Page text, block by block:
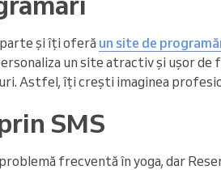
și îți oferă un site de
un site atractiv și ușor de
Astfel, îți crești imaginea
SMS
frecventă în yoga, dar